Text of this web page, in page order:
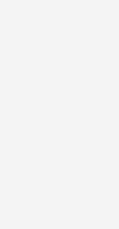
UC8LghzcV5-
UC8LghzcV5-